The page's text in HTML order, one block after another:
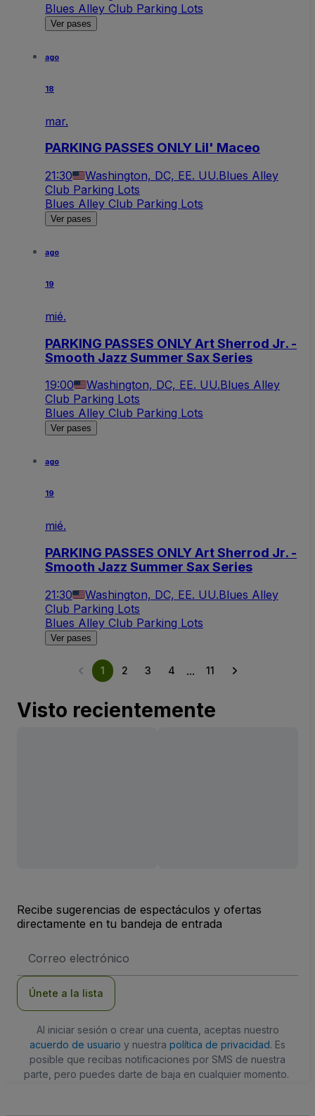
Blues Alley Club Parking Lots
Ver pases
ago
18
mar.
PARKING PASSES ONLY Lil' Maceo
21:30 Washington, DC, EE. UU.Blues Alley
Club Parking Lots
Blues Alley Club Parking Lots
Ver pases
ago
19
mié.
PARKING PASSES ONLY Art Sherrod Jr. -
Smooth Jazz Summer Sax Series
19:00 Washington, DC, EE. UU.Blues Alley
Club Parking Lots
Blues Alley Club Parking Lots
Ver pases
ago
19
mié.
PARKING PASSES ONLY Art Sherrod Jr. -
Smooth Jazz Summer Sax Series
21:30 Washington, DC, EE. UU.Blues Alley
Club Parking Lots
Blues Alley Club Parking Lots
Ver pases
1 2 3 4 ... 11
Visto recientemente
Recibe sugerencias de espectáculos y ofertas
directamente en tu bandeja de entrada
de
Únete a la lista
Al iniciar sesión o crear una cuenta, aceptas nuestro
acuerdo de usuario y nuestra política de privacidad. Es
posible que recibas notificaciones por SMS de nuestra
parte, pero puedes darte de baja en cualquier momento.